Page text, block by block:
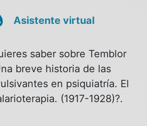
Asistente virtual
saber sobre Temblor
breve historia de las
en psiquiatría. El
(1917-1928)?.